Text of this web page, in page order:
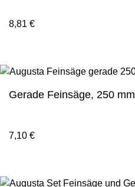
8,81 €
Gerade Feinsäge, 250 mm
7,10 €